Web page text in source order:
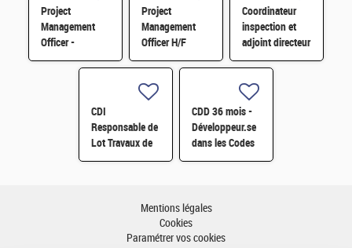
Project
Management
Officer -
Référent Cost
Engineering H/F
Project
Management
Officer H/F
Coordinateur
inspection et
adjoint directeur
qualité/inspection
– Projet RJH
H/F
CDI
Responsable de
Lot Travaux de
Démantèlement
CDD 36 mois -
Développeur.se
dans les Codes
de Traitement
Monte-Carlo H/F
Mentions légales
Cookies
Paramétrer vos cookies